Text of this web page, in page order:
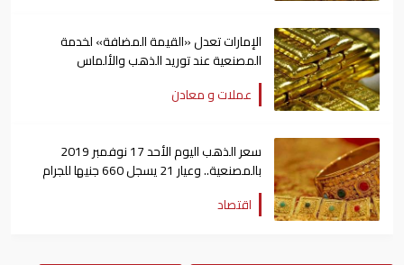
الإمارات تعدل «القيمة المضافة» لخدمة
المصنعية عند توريد الذهب والألماس
عملات و معادن
سعر الذهب اليوم الأحد 17 نوفمبر 2019
بالمصنعية.. وعيار 21 يسجل 660 جنيها للجرام
اقتصاد